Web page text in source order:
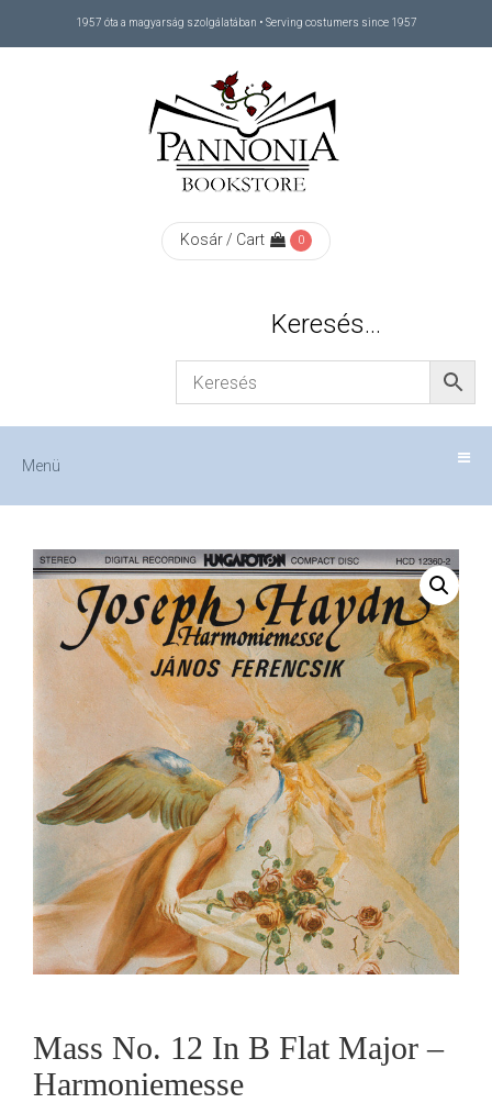
1957 óta a magyarság szolgálatában • Serving costumers since 1957
Kosár / Cart 0
Keresés…
Menü
KAPCSOLAT
US
Mass No. 12 In B Flat Major –
Harmoniemesse